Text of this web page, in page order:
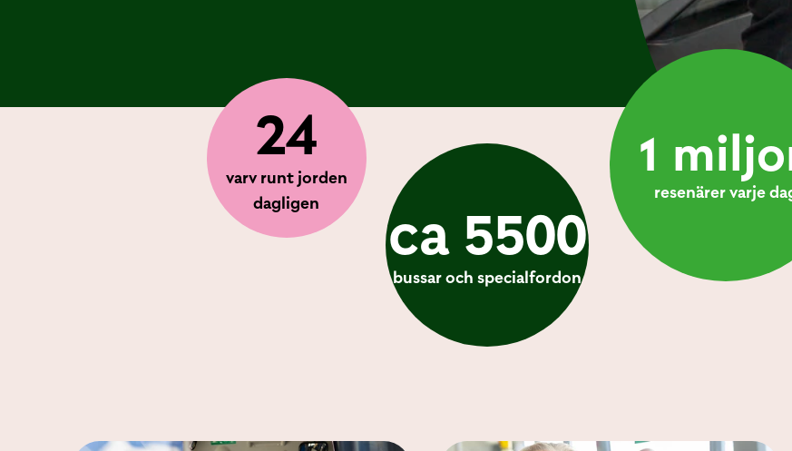
24
varv runt jorden
dagligen
ca 5500
bussar och specialfordon
1
resenärer varje